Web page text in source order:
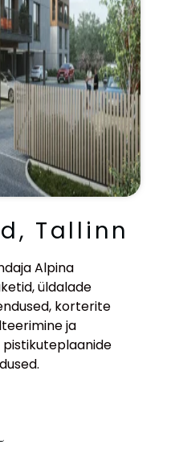
Tallinn
Alpina
üldalade
korterite
ja
pistikuteplaanide